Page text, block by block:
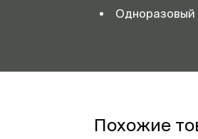
Одноразовый
Похожие